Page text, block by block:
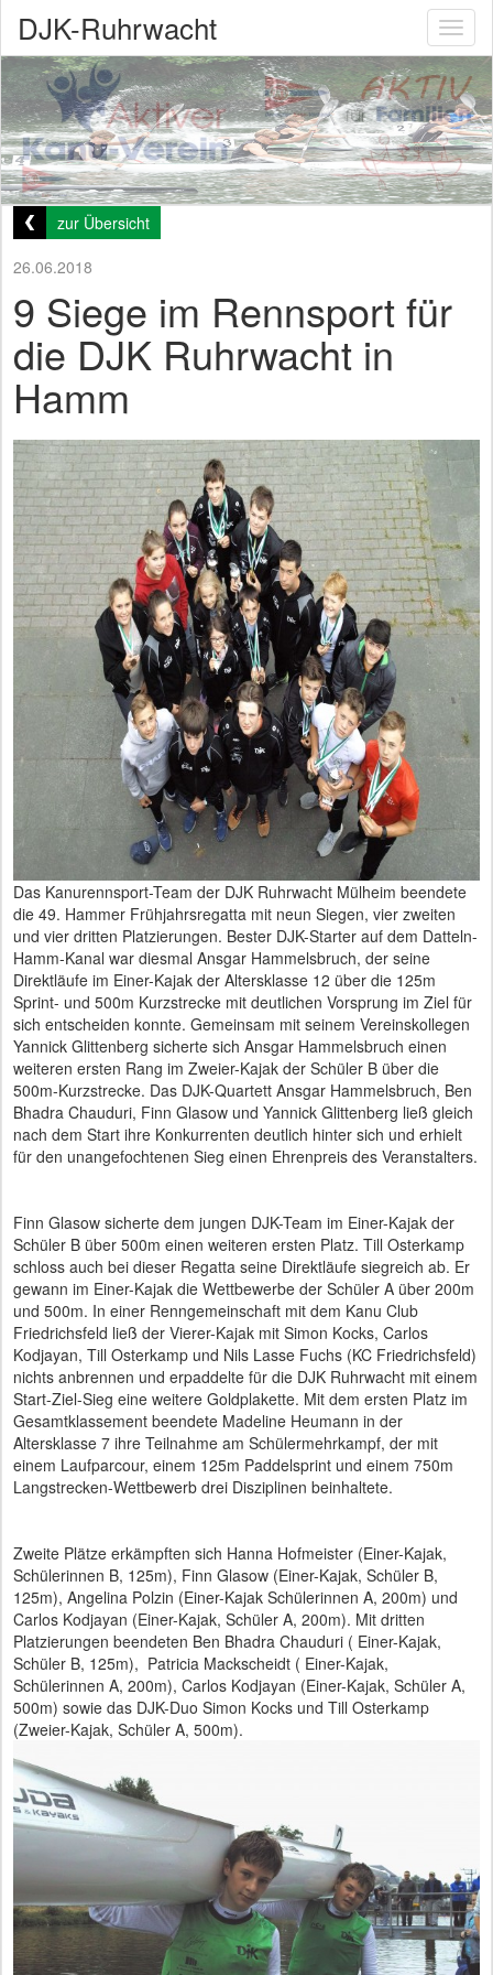
DJK-Ruhrwacht
zur Übersicht
26.06.2018
9 Siege im Rennsport für
die DJK Ruhrwacht in
Hamm
Das Kanurennsport-Team der DJK Ruhrwacht Mülheim beendete
die 49. Hammer Frühjahrsregatta mit neun Siegen, vier zweiten
und vier dritten Platzierungen. Bester DJK-Starter auf dem Datteln-
Hamm-Kanal war diesmal Ansgar Hammelsbruch, der seine
Direktläufe im Einer-Kajak der Altersklasse 12 über die 125m
Sprint- und 500m Kurzstrecke mit deutlichen Vorsprung im Ziel für
sich entscheiden konnte. Gemeinsam mit seinem Vereinskollegen
Yannick Glittenberg sicherte sich Ansgar Hammelsbruch einen
weiteren ersten Rang im Zweier-Kajak der Schüler B über die
500m-Kurzstrecke. Das DJK-Quartett Ansgar Hammelsbruch, Ben
Bhadra Chauduri, Finn Glasow und Yannick Glittenberg ließ gleich
nach dem Start ihre Konkurrenten deutlich hinter sich und erhielt
für den unangefochtenen Sieg einen Ehrenpreis des Veranstalters.
Finn Glasow sicherte dem jungen DJK-Team im Einer-Kajak der
Schüler B über 500m einen weiteren ersten Platz. Till Osterkamp
schloss auch bei dieser Regatta seine Direktläufe siegreich ab. Er
gewann im Einer-Kajak die Wettbewerbe der Schüler A über 200m
und 500m. In einer Renngemeinschaft mit dem Kanu Club
Friedrichsfeld ließ der Vierer-Kajak mit Simon Kocks, Carlos
Kodjayan, Till Osterkamp und Nils Lasse Fuchs (KC Friedrichsfeld)
nichts anbrennen und erpaddelte für die DJK Ruhrwacht mit einem
Start-Ziel-Sieg eine weitere Goldplakette. Mit dem ersten Platz im
Gesamtklassement beendete Madeline Heumann in der
Altersklasse 7 ihre Teilnahme am Schülermehrkampf, der mit
einem Laufparcour, einem 125m Paddelsprint und einem 750m
Langstrecken-Wettbewerb drei Disziplinen beinhaltete.
Zweite Plätze erkämpften sich Hanna Hofmeister (Einer-Kajak,
Schülerinnen B, 125m), Finn Glasow (Einer-Kajak, Schüler B,
125m), Angelina Polzin (Einer-Kajak Schülerinnen A, 200m) und
Carlos Kodjayan (Einer-Kajak, Schüler A, 200m). Mit dritten
Platzierungen beendeten Ben Bhadra Chauduri ( Einer-Kajak,
Schüler B, 125m), Patricia Mackscheidt ( Einer-Kajak,
Schülerinnen A, 200m), Carlos Kodjayan (Einer-Kajak, Schüler A,
500m) sowie das DJK-Duo Simon Kocks und Till Osterkamp
(Zweier-Kajak, Schüler A, 500m).